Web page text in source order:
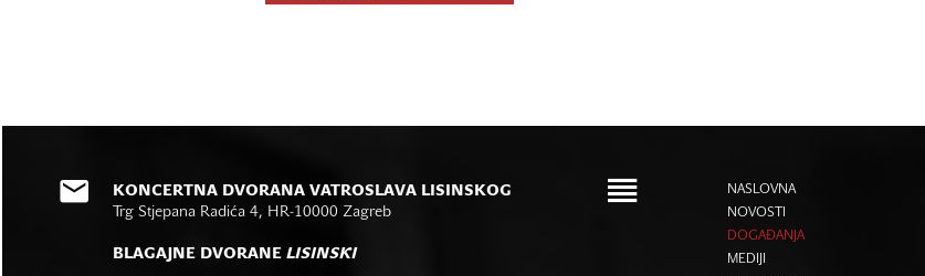
KONCERTNA DVORANA VATROSLAVA LISINSKOG
Trg Stjepana Radića 4, HR-10000 Zagreb
BLAGAJNE DVORANE LISINSKI
NASLOVNA
NOVOSTI
DOGAĐANJA
MEDIJI